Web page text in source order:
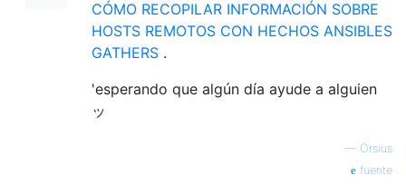
CÓMO RECOPILAR INFORMACIÓN SOBRE
HOSTS REMOTOS CON HECHOS ANSIBLES
GATHERS .
'esperando que algún día ayude a alguien
ッ
— Orsius
fuente